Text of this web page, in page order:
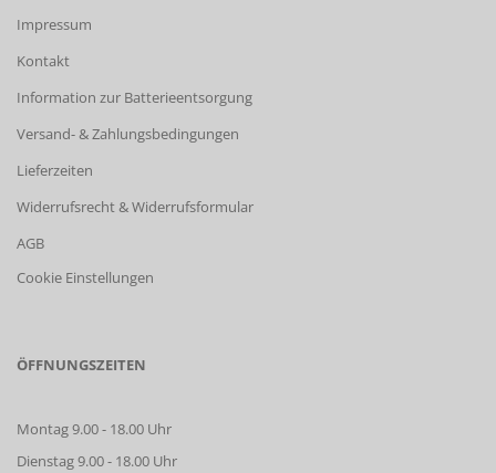
Impressum
Kontakt
Information zur Batterieentsorgung
Versand- & Zahlungsbedingungen
Lieferzeiten
Widerrufsrecht & Widerrufsformular
AGB
Cookie Einstellungen
ÖFFNUNGSZEITEN
Montag 9.00 - 18.00 Uhr
Dienstag 9.00 - 18.00 Uhr